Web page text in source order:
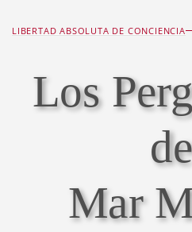
LIBERTAD ABSOLUTA DE CONCIENCIA
Los
Mar